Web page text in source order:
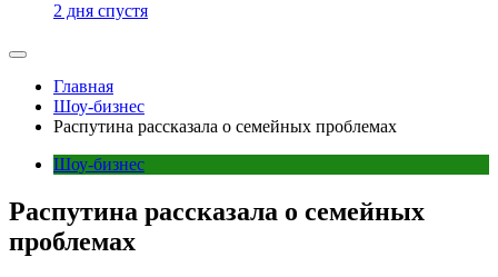
2 дня спустя
Главная
Шоу-бизнес
Распутина рассказала о семейных проблемах
Шоу-бизнес
Распутина рассказала о семейных
проблемах